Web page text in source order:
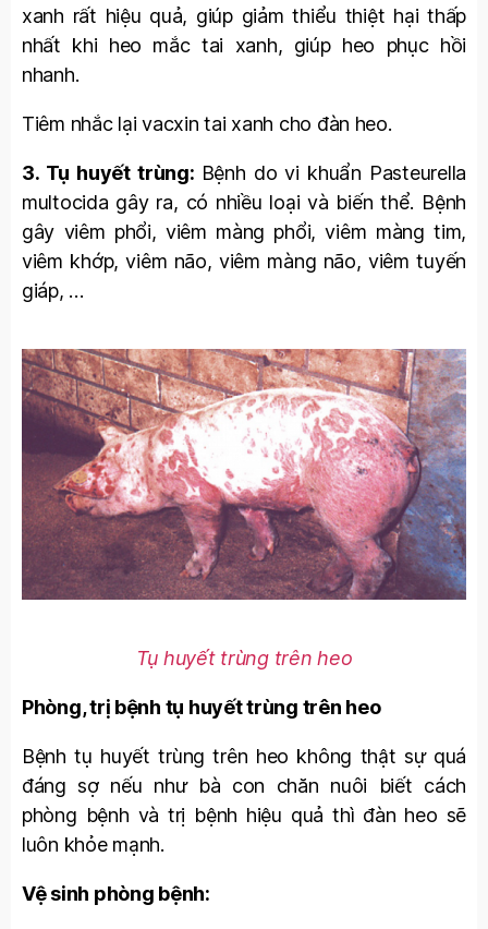
xanh rất hiệu quả, giúp giảm thiểu thiệt hại thấp
nhất khi heo mắc tai xanh, giúp heo phục hồi
nhanh.
Tiêm nhắc lại vacxin tai xanh cho đàn heo.
3. Tụ huyết trùng: Bệnh do vi khuẩn Pasteurella
multocida gây ra, có nhiều loại và biến thể. Bệnh
gây viêm phổi, viêm màng phổi, viêm màng tim,
viêm khớp, viêm não, viêm màng não, viêm tuyến
giáp, …
Tụ huyết trùng trên heo
Phòng, trị bệnh tụ huyết trùng trên heo
Bệnh tụ huyết trùng trên heo không thật sự quá
đáng sợ nếu như bà con chăn nuôi biết cách
phòng bệnh và trị bệnh hiệu quả thì đàn heo sẽ
luôn khỏe mạnh.
Vệ sinh phòng bệnh: